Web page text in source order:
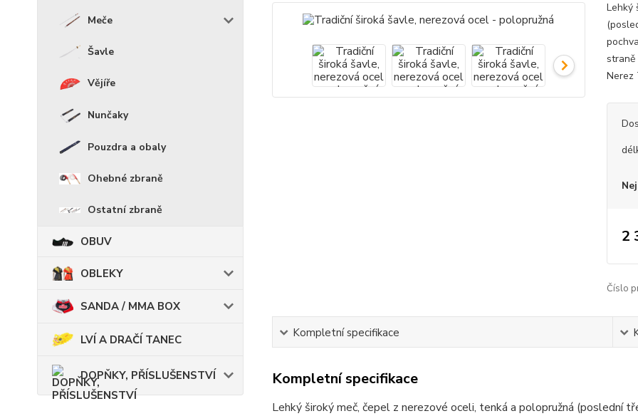
Meče
Šavle
Vějíře
Nunčaky
Pouzdra a obaly
Ohebné zbraně
Ostatní zbraně
OBUV
OBLEKY
SANDA / MMA BOX
LVÍ A DRAČÍ TANEC
DOPŇKY, PŘÍSLUŠENSTVÍ
Lehký
Nerez
2
Číslo
Kompletní specifikace
Kompletní specifikace
Lehký široký meč, čepel z nerezové oceli, tenká a polopružná (poslední